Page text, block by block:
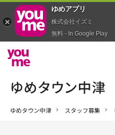
ゆめタウン中津 スタッフ募集
ゆめアプ‪リ‬
株式会社イズミ
無料 - In Google Play